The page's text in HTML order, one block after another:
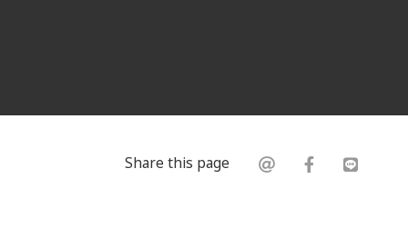
Share this page